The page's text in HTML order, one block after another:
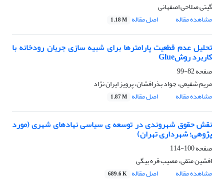
گیتی صلاحی اصفهانی
مشاهده مقاله
اصل مقاله 1.18 M
تحلیل عدم قطعیت پارامترها برای شبیه سازی جریان رودخانه با
کاربرد روشGlue
صفحه82-99
مریم شفیعی، جواد بذرافشان، پرویز ایران نژاد
مشاهده مقاله
اصل مقاله 1.87 M
نقش حقوق شهروندی در توسعه ی سیاسی نهادهای شهری (مورد
پژوهی؛ شهرداری تهران)
صفحه100-114
افشین متقی، مصیب قره بیگی
مشاهده مقاله
اصل مقاله 689.6 K